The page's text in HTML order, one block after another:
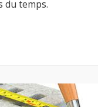
du temps.